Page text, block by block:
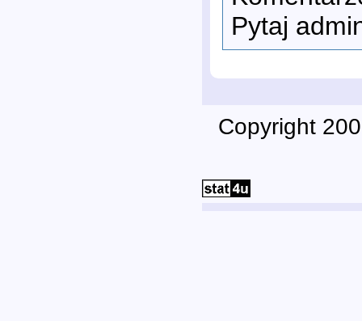
Pytaj
Copyright